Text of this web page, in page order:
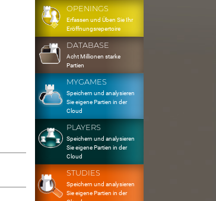
OPENINGS
Erfassen und Üben Sie Ihr
Eröffnungsrepertoire
DATABASE
Acht Millionen starke
Partien
MYGAMES
Speichern und analysieren
Sie eigene Partien in der
Cloud
PLAYERS
Speichern und analysieren
Sie eigene Partien in der
Cloud
STUDIES
Speichern und analysieren
Sie eigene Partien in der